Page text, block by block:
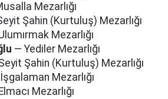
Mezarlığı
Şahin (Kurtuluş) Mezarlığı
Mezarlığı
— Yediler Mezarlığı
Şahin (Kurtuluş) Mezarlığı
Mezarlığı
Mezarlığı